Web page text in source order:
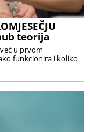
teorija
u prvom
funkcionira i koliko